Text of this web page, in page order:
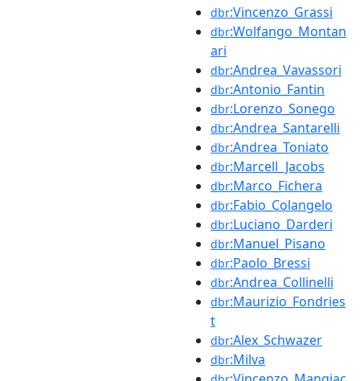
dbr:Vincenzo_Grassi
dbr:Wolfango_Montan
ari
dbr:Andrea_Vavassori
dbr:Antonio_Fantin
dbr:Lorenzo_Sonego
dbr:Andrea_Santarelli
dbr:Andrea_Toniato
dbr:Marcell_Jacobs
dbr:Marco_Fichera
dbr:Fabio_Colangelo
dbr:Luciano_Darderi
dbr:Manuel_Pisano
dbr:Paolo_Bressi
dbr:Andrea_Collinelli
dbr:Maurizio_Fondries
t
dbr:Alex_Schwazer
dbr:Milva